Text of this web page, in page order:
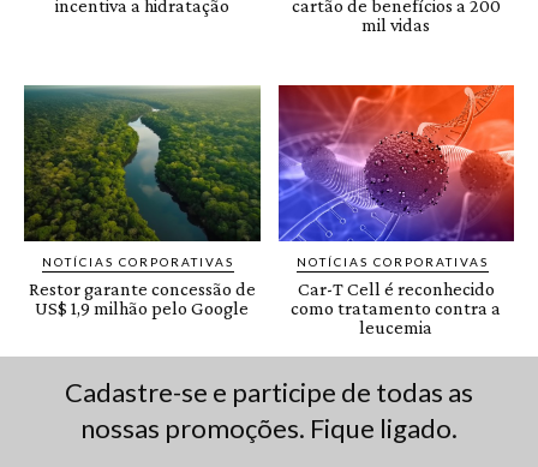
Cadastre-se e participe de todas as
nossas promoções. Fique ligado.